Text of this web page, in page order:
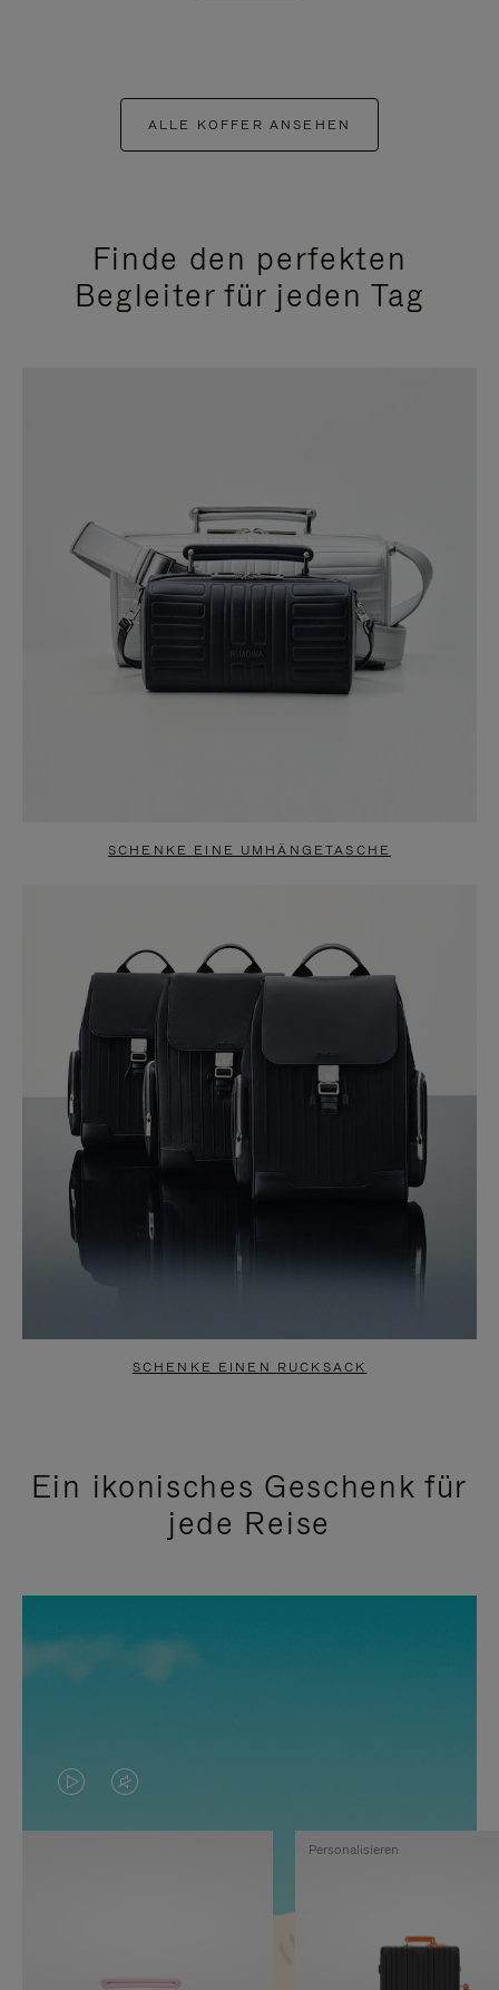
ALLE KOFFER ANSEHEN
Finde den perfekten
Begleiter für jeden Tag
SCHENKE EINE UMHÄNGETASCHE
SCHENKE EINEN RUCKSACK
Ein ikonisches Geschenk für
jede Reise
DAS
VIDEO
VIDEO
IST
Personalisieren